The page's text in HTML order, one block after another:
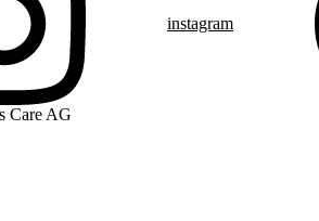
instagram
Care AG